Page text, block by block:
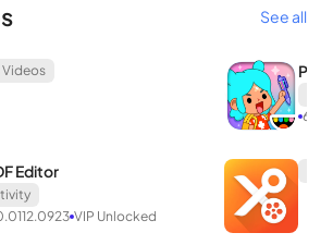
พลิเคชันที่เสี่ยงต่อการรั่วไหลของข้อมูลอีก
นสำหรับพวกเขา และทุกครั้งที่คุณเริ่ม
ข้อมูล คุณต้องป้อนรหัสผ่านเพื่อยืนยันตัวตน
อปพลิเคชั่นอเนกประสงค์ นอกจากคุณสมบัติ
ยังช่วยเพิ่มประสิทธิภาพ/ประหยัด
See all
Editor
VIP Unlocked